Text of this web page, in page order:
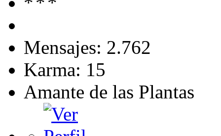
Mensajes: 2.762
Karma: 15
Amante de las Plantas